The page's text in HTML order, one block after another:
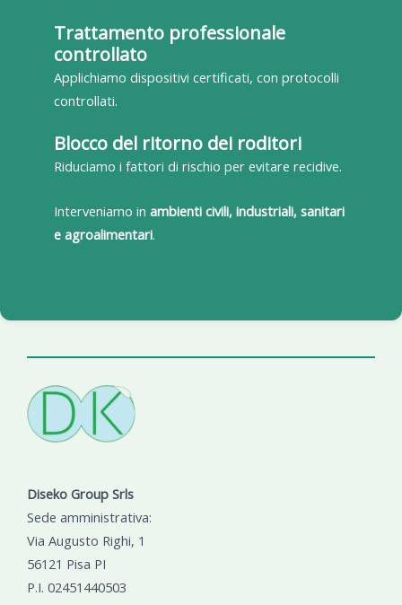
Trattamento professionale
controllato
Applichiamo dispositivi certificati, con protocolli
controllati.
Blocco del ritorno dei roditori
Riduciamo i fattori di rischio per evitare recidive.
Interveniamo in ambienti civili, industriali, sanitari
e agroalimentari.
Diseko Group Srls
Sede amministrativa:
Via Augusto Righi, 1
56121 Pisa PI
P.I. 02451440503